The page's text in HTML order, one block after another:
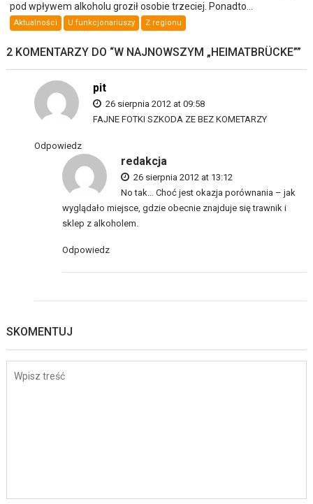
pod wpływem alkoholu groził osobie trzeciej. Ponadto...
Aktualności U funkcjonariuszy Z regionu
2 KOMENTARZY DO “W NAJNOWSZYM „HEIMATBRÜCKE””
pit
26 sierpnia 2012 at 09:58
FAJNE FOTKI SZKODA ZE BEZ KOMETARZY
Odpowiedz
redakcja
26 sierpnia 2012 at 13:12
No tak… Choć jest okazja porównania – jak
wyglądało miejsce, gdzie obecnie znajduje się trawnik i
sklep z alkoholem.
Odpowiedz
SKOMENTUJ